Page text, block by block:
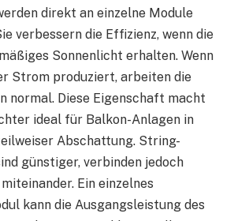
direkt an einzelne Module
verbessern die Effizienz, wenn die
Sonnenlicht erhalten. Wenn
Strom produziert, arbeiten die
normal. Diese Eigenschaft macht
ideal für Balkon-Anlagen in
Abschattung. String-
günstiger, verbinden jedoch
Ein einzelnes
kann die Ausgangsleistung des